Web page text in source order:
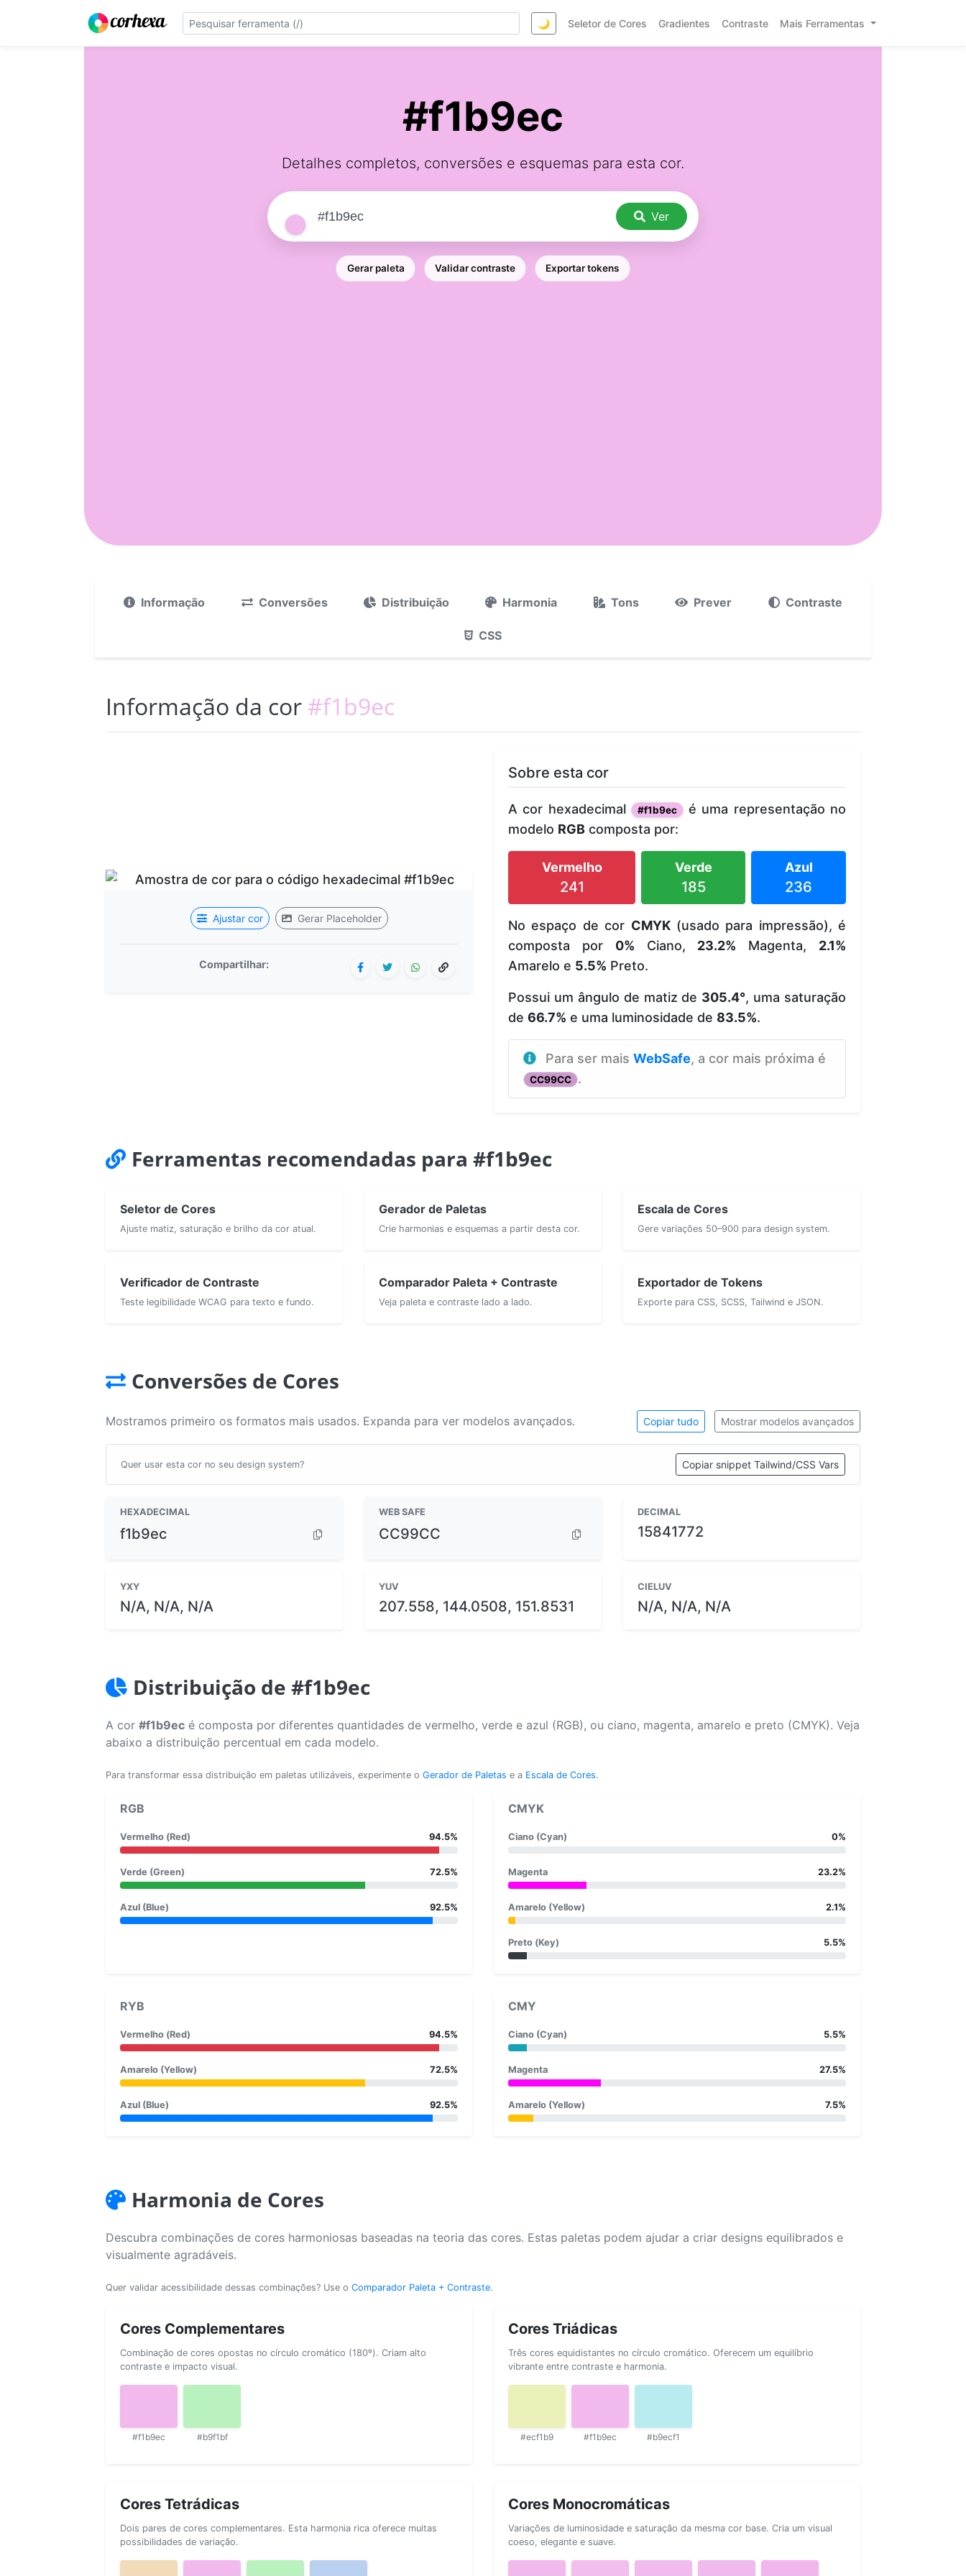
🌙 Seletor de Cores Gradientes Contraste Mais Ferramentas
#f1b9ec
Detalhes completos, conversões e esquemas para esta cor.
Ver
Gerar paleta Validar contraste Exportar tokens
Informação Conversões Distribuição Harmonia Tons Prever Contraste
CSS
Informação da cor #f1b9ec
Ajustar cor Gerar Placeholder
Compartilhar:
Sobre esta cor
A cor hexadecimal #f1b9ec é uma representação no
modelo RGB composta por:
Vermelho
241
Verde
185
Azul
236
No espaço de cor CMYK(usado para impressão), é
composta por 0% Ciano, 23.2% Magenta, 2.1%
Amarelo e 5.5% Preto.
Possui um ângulo de matiz de 305.4°, uma saturação
de 66.7% e uma luminosidade de 83.5%.
Para ser mais WebSafe, a cor mais próxima é
CC99CC .
Ferramentas recomendadas para #f1b9ec
Seletor de Cores
Ajuste matiz, saturação e brilho da cor atual.
Gerador de Paletas
Crie harmonias e esquemas a partir desta cor.
Escala de Cores
Gere variações 50–900 para design system.
Verificador de Contraste
Teste legibilidade WCAG para texto e fundo.
Comparador Paleta + Contraste
Veja paleta e contraste lado a lado.
Exportador de Tokens
Exporte para CSS, SCSS, Tailwind e JSON.
Conversões de Cores
Mostramos primeiro os formatos mais usados. Expanda para ver modelos avançados. Copiar tudo Mostrar modelos avançados
Quer usar esta cor no seu design system? Copiar snippet Tailwind/CSS Vars
HEXADECIMAL
f1b9ec
WEB SAFE
CC99CC
DECIMAL
15841772
YXY
N/A, N/A, N/A
YUV
207.558, 144.0508, 151.8531
CIELUV
N/A, N/A, N/A
Distribuição de #f1b9ec
A cor #f1b9ec é composta por diferentes quantidades de vermelho, verde e azul (RGB), ou ciano, magenta, amarelo e preto (CMYK). Veja
abaixo a distribuição percentual em cada modelo.
Para transformar essa distribuição em paletas utilizáveis, experimente o Gerador de Paletas e a Escala de Cores.
RGB
Vermelho (Red) 94.5%
Verde (Green) 72.5%
Azul (Blue) 92.5%
CMYK
Ciano (Cyan) 0%
Magenta 23.2%
Amarelo (Yellow) 2.1%
Preto (Key) 5.5%
RYB
Vermelho (Red) 94.5%
Amarelo (Yellow) 72.5%
Azul (Blue) 92.5%
CMY
Ciano (Cyan) 5.5%
Magenta 27.5%
Amarelo (Yellow) 7.5%
Harmonia de Cores
Descubra combinações de cores harmoniosas baseadas na teoria das cores. Estas paletas podem ajudar a criar designs equilibrados e
visualmente agradáveis.
Quer validar acessibilidade dessas combinações? Use o Comparador Paleta + Contraste.
Cores Complementares
Combinação de cores opostas no círculo cromático (180º). Criam alto
contraste e impacto visual.
#f1b9ec #b9f1bf
Cores Triádicas
Três cores equidistantes no círculo cromático. Oferecem um equilíbrio
vibrante entre contraste e harmonia.
#ecf1b9 #f1b9ec #b9ecf1
Cores Tetrádicas
Dois pares de cores complementares. Esta harmonia rica oferece muitas
possibilidades de variação.
Cores Monocromáticas
Variações de luminosidade e saturação da mesma cor base. Cria um visual
coeso, elegante e suave.